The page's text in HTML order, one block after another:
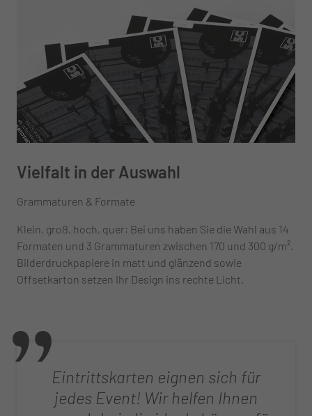
Vielfalt in der Auswahl
Grammaturen & Formate
Klein, groß, hoch, quer: Bei uns haben Sie die Wahl aus 14
Formaten und 3 Grammaturen zwischen 170 und 300 g/m².
Bilderdruckpapiere in matt und glänzend sowie
Offsetkarton setzen Ihr Design ins rechte Licht.
Eintrittskarten eignen sich für
jedes Event! Wir helfen Ihnen